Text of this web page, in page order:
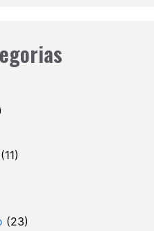
(11)
(23)